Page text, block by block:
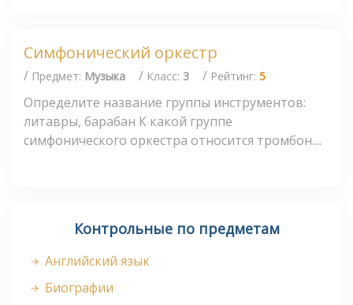
Симфонический оркестр
/ Предмет: Музыка / Класс: 3 / Рейтинг: 5
Определите название группы инструментов:
литавры, барабан К какой группе
симфонического оркестра относится тромбон....
Контрольные по предметам
Английский язык
Биографии